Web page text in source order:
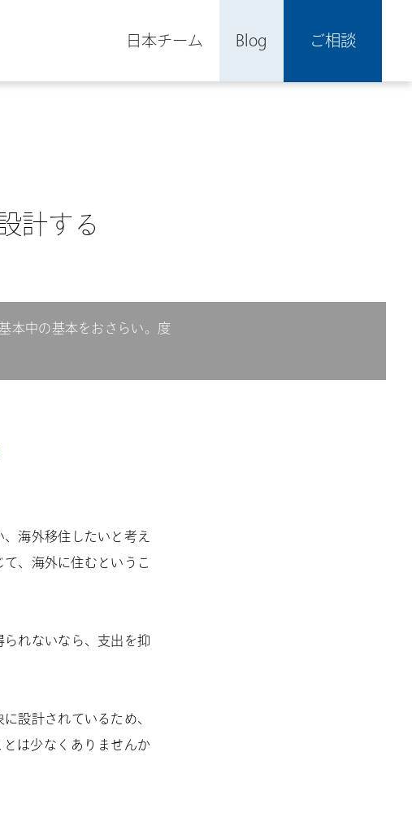
日本チーム Blog ご相談
計する
本中の基本をおさらい。度
海外移住したいと考え
、海外に住むというこ
れないなら、支出を抑
設計されているため、
とは少なくありませんか